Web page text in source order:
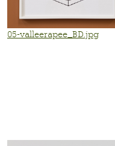
05-valleerapee_BD.jpg